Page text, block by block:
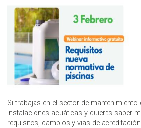
Si trabajas en el sector de
instalaciones acuáticas y quieres saber
requisitos, cambios y vias de